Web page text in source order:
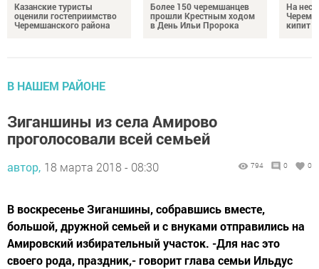
Казанские туристы
оценили гостеприимство
Черемшанского района
Более 150 черемшанцев
прошли Крестным ходом
в День Ильи Пророка
На
кипит
В НАШЕМ РАЙОНЕ
Зиганшины из села Амирово
проголосовали всей семьей
автор, 18 марта 2018 - 08:30 794 0 0
В воскресенье Зиганшины, собравшись вместе,
большой, дружной семьей и с внуками отправились на
Амировский избирательный участок. -Для нас это
своего рода, праздник,- говорит глава семьи Ильдус